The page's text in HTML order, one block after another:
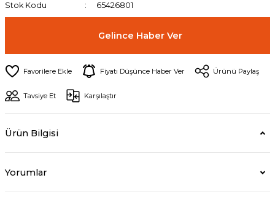
Stok Kodu
65426801
Gelince Haber Ver
Fiyatı Düşünce Haber Ver Ürünü Paylaş
Tavsiye Et Karşılaştır
Ürün Bilgisi
Yorumlar